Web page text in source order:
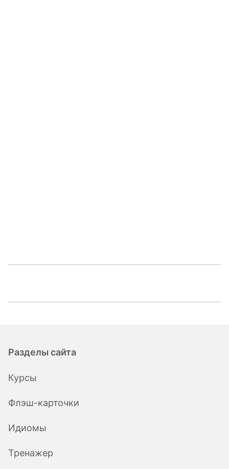
Разделы сайта
Курсы
Флэш-карточки
Идиомы
Тренажер